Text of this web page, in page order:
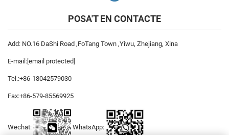
POSA'T EN CONTACTE
Add: NO.16 DaShi Road ,FoTang Town ,Yiwu, Zhejiang, Xina
E-mail: [email protected]
Tel.:+86-18042579030
Fax:+86-579-85569925
Wechat: WhatsApp: